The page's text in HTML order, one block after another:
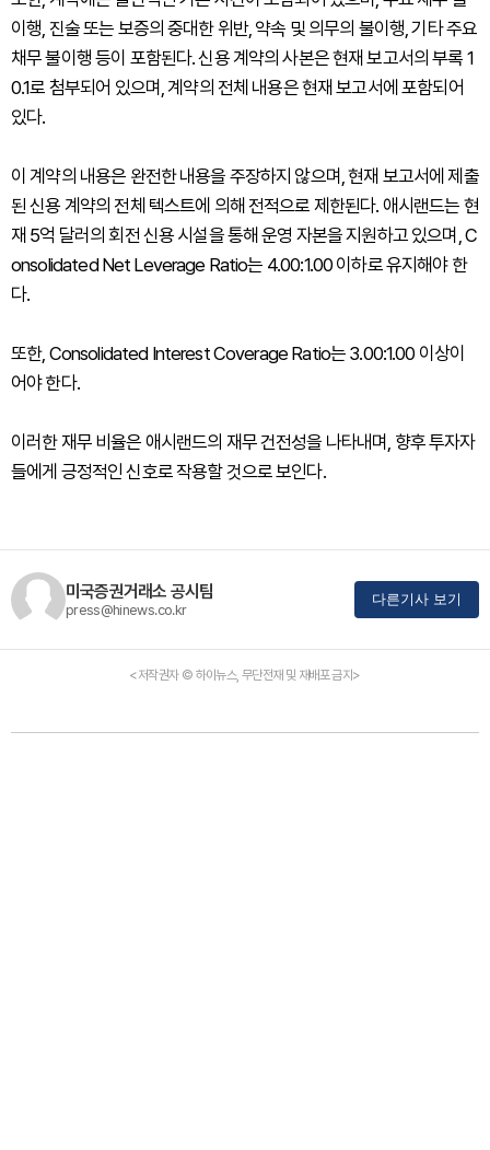
이행, 진술 또는 보증의 중대한 위반, 약속 및 의무의 불이행, 기타 주요
채무 불이행 등이 포함된다. 신용 계약의 사본은 현재 보고서의 부록 1
0.1로 첨부되어 있으며, 계약의 전체 내용은 현재 보고서에 포함되어
있다.
이 계약의 내용은 완전한 내용을 주장하지 않으며, 현재 보고서에 제출
된 신용 계약의 전체 텍스트에 의해 전적으로 제한된다. 애시랜드는 현
재 5억 달러의 회전 신용 시설을 통해 운영 자본을 지원하고 있으며, C
onsolidated Net Leverage Ratio는 4.00:1.00 이하로 유지해야 한
다.
또한, Consolidated Interest Coverage Ratio는 3.00:1.00 이상이
어야 한다.
이러한 재무 비율은 애시랜드의 재무 건전성을 나타내며, 향후 투자자
들에게 긍정적인 신호로 작용할 것으로 보인다.
미국증권거래소 공시팀
press@hinews.co.kr
다른기사 보기
<저작권자 © 하이뉴스, 무단전재 및 재배포 금지>